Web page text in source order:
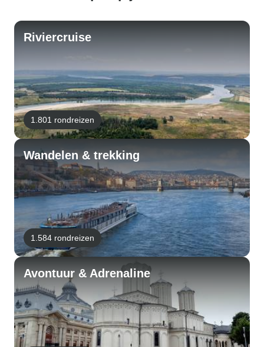
Riviercruise
1.801 rondreizen
Wandelen & trekking
1.584 rondreizen
Avontuur & Adrenaline